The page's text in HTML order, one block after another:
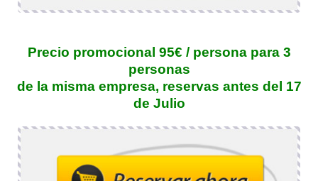
Precio promocional 95€ / persona para 3
personas
de la misma empresa, reservas antes del 17
de Julio